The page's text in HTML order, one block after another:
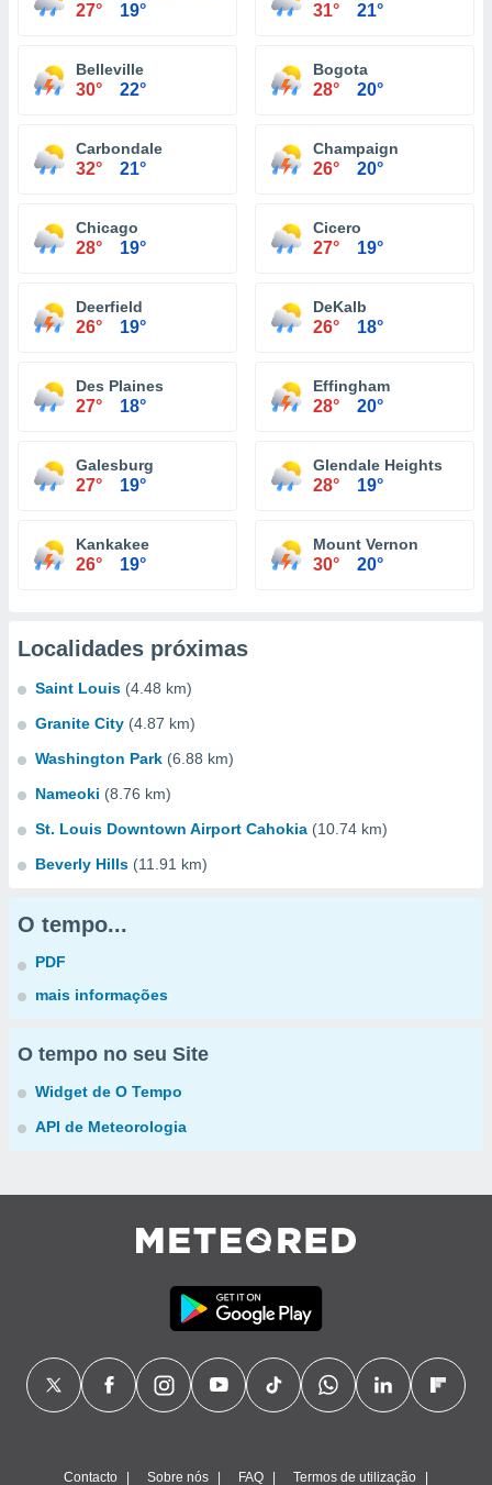
27° 19° 31° 21°
Belleville
30° 22°
Bogota
28° 20°
Carbondale
32° 21°
Champaign
26° 20°
Chicago
28° 19°
Cicero
27° 19°
Deerfield
26° 19°
DeKalb
26° 18°
Des Plaines
27° 18°
Effingham
28° 20°
Galesburg
27° 19°
Glendale Heights
28° 19°
Kankakee
26° 19°
Mount Vernon
30° 20°
Localidades próximas
Saint Louis (4.48 km)
Granite City (4.87 km)
Washington Park (6.88 km)
Nameoki (8.76 km)
St. Louis Downtown Airport Cahokia (10.74 km)
Beverly Hills (11.91 km)
O tempo...
PDF
mais informações
O tempo no seu Site
Widget de O Tempo
API de Meteorologia
Contacto Sobre nós FAQ Termos de utilização